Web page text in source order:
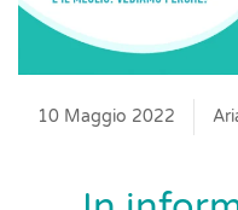
10 Maggio 2022